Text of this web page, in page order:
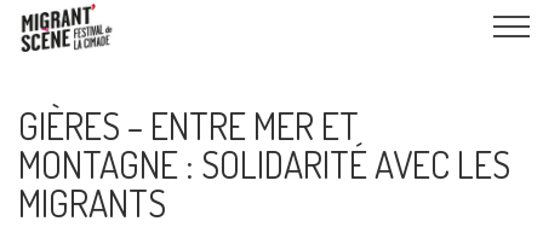
GIÈRES – ENTRE MER ET
MONTAGNE : SOLIDARITÉ AVEC LES
MIGRANTS